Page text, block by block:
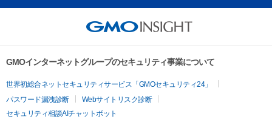
GMOインターネットグループのセキュリティ事業について
世界初総合ネットセキュリティサービス「GMOセキュリティ24」
パスワード漏洩診断
Webサイトリスク診断
セキュリティ相談AIチャットボット